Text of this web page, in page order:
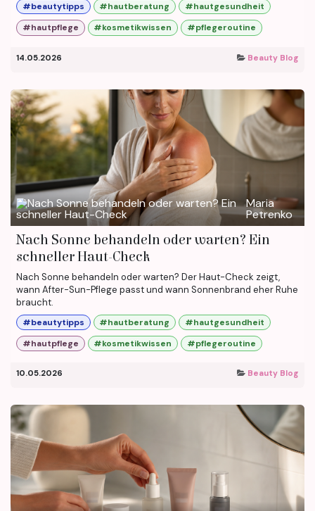
#beautytipps #hautberatung
#hautgesundheit
#hautpflege
#kosmetikwissen #pflegeroutine
14.05.2026 Beauty Blog
Maria
Petrenko
Nach Sonne behandeln oder warten? Ein
schneller Haut-Check
Nach Sonne behandeln oder warten? Der Haut-Check zeigt,
wann After-Sun-Pflege passt und wann Sonnenbrand eher Ruhe
braucht.
#beautytipps #hautberatung
#hautgesundheit
#hautpflege
#kosmetikwissen #pflegeroutine
10.05.2026 Beauty Blog